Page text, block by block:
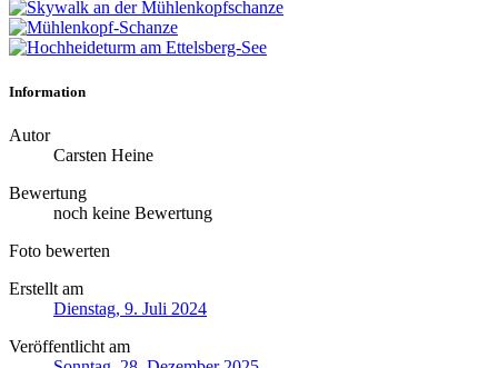
Information
Autor
Carsten Heine
Bewertung
noch keine Bewertung
Foto bewerten
Erstellt am
Dienstag, 9. Juli 2024
Veröffentlicht am